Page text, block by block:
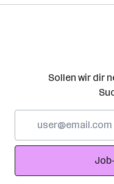
Sollen wir dir
Adresse